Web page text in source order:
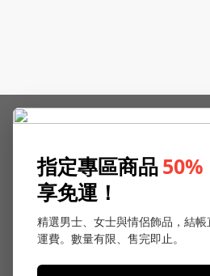
指定專區商品50%
享免運！
精選男士、女士與情侶飾品，結
運費。數量有限、售完即止。